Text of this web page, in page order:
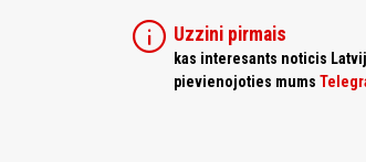
info Uzzini pirmais
kas interesants noticis
pievienojoties mums